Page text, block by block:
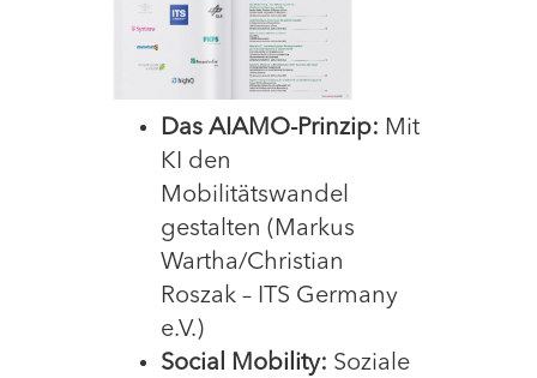
Das AIAMO-Prinzip: Mit
KI den
Mobilitätswandel
gestalten (Markus
Wartha/Christian
Roszak – ITS Germany
e.V.)
Social Mobility: Soziale